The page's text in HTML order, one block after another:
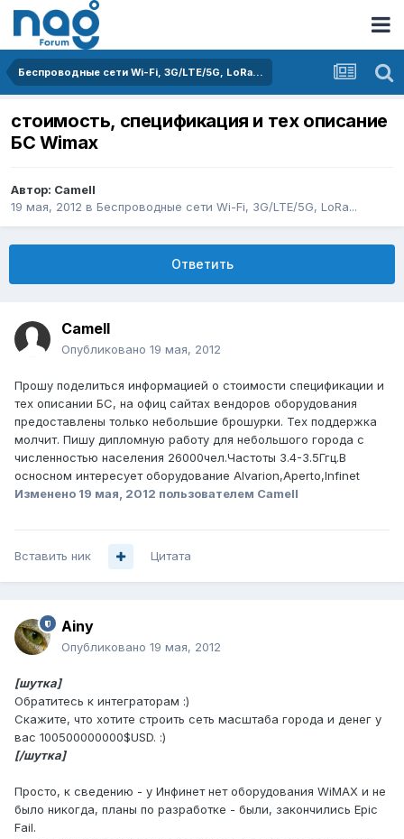
Беспроводные сети Wi-Fi, 3G/LTE/5G, LoRa...
стоимость, спецификация и тех описание
БС Wimax
Автор: Camell
19 мая, 2012 в Беспроводные сети Wi-Fi, 3G/LTE/5G, LoRa...
Ответить
Camell
Опубликовано 19 мая, 2012
Прошу поделиться информацией о стоимости спецификации и
тех описании БС, на офиц сайтах вендоров оборудования
предоставлены только небольшие брошурки. Тех поддержка
молчит. Пишу дипломную работу для небольшого города с
численностью населения 26000чел.Частоты 3.4-3.5Ггц.В
осносном интересует оборудование Alvarion,Aperto,Infinet
Изменено 19 мая, 2012 пользователем Camell
Вставить ник Цитата
Ainy
Опубликовано 19 мая, 2012
[шутка]
Обратитесь к интеграторам :)
Скажите, что хотите строить сеть масштаба города и денег у
вас 100500000000$USD. :)
[/шутка]
Просто, к сведению - у Инфинет нет оборудования WiMAX и не
было никогда, планы по разработке - были, закончились Epic
Fail.